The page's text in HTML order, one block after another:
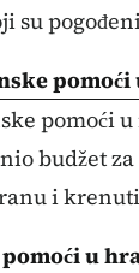
su
pomoći
pomoći
budžet
i
u